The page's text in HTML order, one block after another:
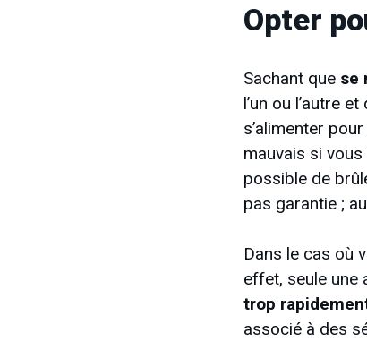
Opter
Sachant que se
l’un ou l’autre
s’alimenter
mauvais si
possible de
pas garantie ;
Dans le cas où
effet, seule une
trop
associé à des